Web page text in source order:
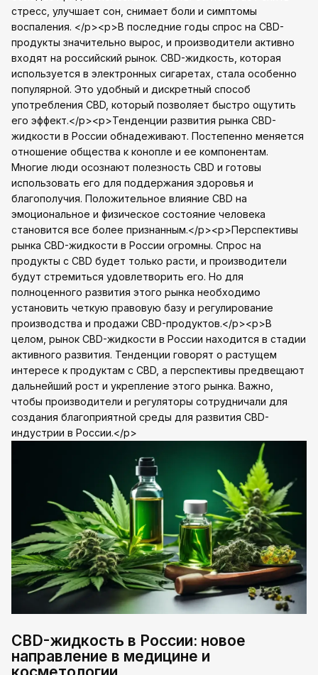
стресс, улучшает сон, снимает боли и симптомы
воспаления. </p><p>В последние годы спрос на CBD-
продукты значительно вырос, и производители активно
входят на российский рынок. CBD-жидкость, которая
используется в электронных сигаретах, стала особенно
популярной. Это удобный и дискретный способ
употребления CBD, который позволяет быстро ощутить
его эффект.</p><p>Тенденции развития рынка CBD-
жидкости в России обнадеживают. Постепенно меняется
отношение общества к конопле и ее компонентам.
Многие люди осознают полезность CBD и готовы
использовать его для поддержания здоровья и
благополучия. Положительное влияние CBD на
эмоциональное и физическое состояние человека
становится все более признанным.</p><p>Перспективы
рынка CBD-жидкости в России огромны. Спрос на
продукты с CBD будет только расти, и производители
будут стремиться удовлетворить его. Но для
полноценного развития этого рынка необходимо
установить четкую правовую базу и регулирование
производства и продажи CBD-продуктов.</p><p>В
целом, рынок CBD-жидкости в России находится в стадии
активного развития. Тенденции говорят о растущем
интересе к продуктам с CBD, а перспективы предвещают
дальнейший рост и укрепление этого рынка. Важно,
чтобы производители и регуляторы сотрудничали для
создания благоприятной среды для развития CBD-
индустрии в России.</p>
CBD-жидкость в России: новое
направление в медицине и
косметологии